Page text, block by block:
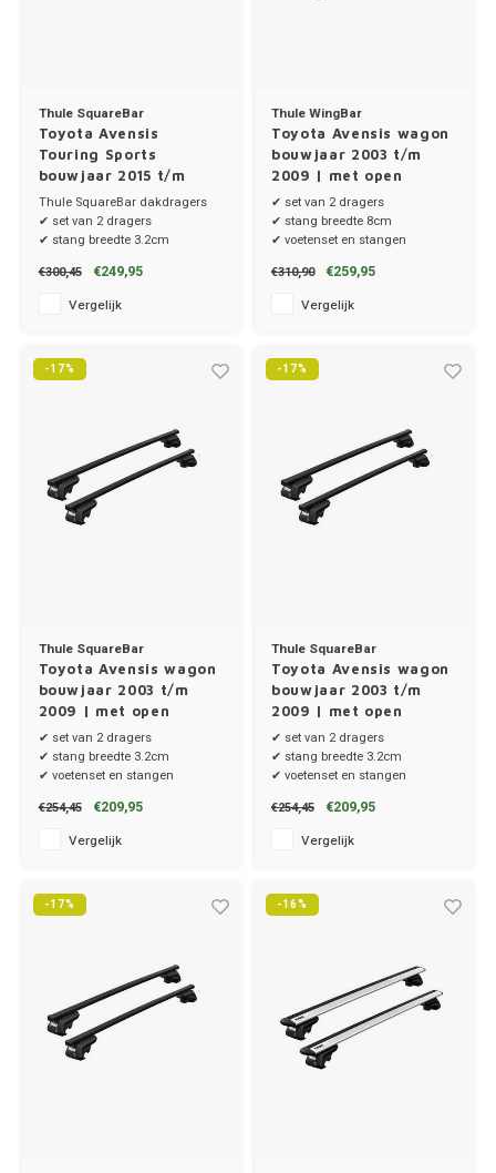
Mini
Seat
Thule SquareBar
Toyota Avensis
Touring Sports
bouwjaar 2015 t/m
2019 | met
montagepunten in de
sierrailing
Thule SquareBar dakdragers
✔ set van 2 dragers
✔ stang breedte 3.2cm
€300,45 €249,95
Vergelijk
Thule WingBar
Toyota Avensis wagon
bouwjaar 2003 t/m
2009 | met open
dakrailing
✔ set van 2 dragers
✔ stang breedte 8cm
✔ voetenset en stangen
€310,90
€259,95
Vergelijk
-17%
Thule SquareBar
Toyota Avensis wagon
bouwjaar 2003 t/m
2009 | met open
dakrailing
✔ set van 2 dragers
✔ stang breedte 3.2cm
✔ voetenset en stangen
€254,45
€209,95
Vergelijk
-17%
Thule SquareBar
Toyota Avensis wagon
bouwjaar 2003 t/m
2009 | met open
dakrailing
✔ set van 2 dragers
✔ stang breedte 3.2cm
✔ voetenset en stangen
€254,45
€209,95
Vergelijk
-17% -16%